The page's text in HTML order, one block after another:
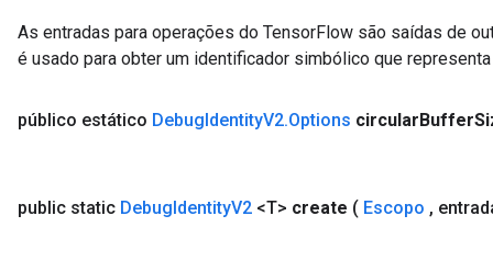
As entradas para operações do TensorFlow são saídas de
é usado para obter um identificador simbólico que
público estático DebugIdentityV2.Options circularBuffer
public static DebugIdentityV2 <T> create ( Escopo ,